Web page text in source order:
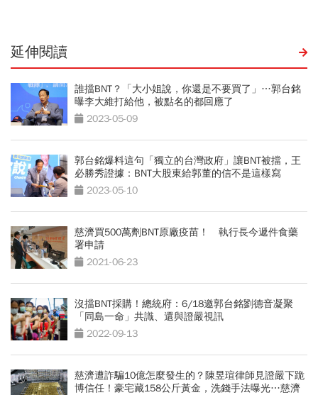
延伸閱讀
誰擋BNT？「大小姐說，你還是不要買了」…郭台銘
曝李大維打給他，被點名的都回應了
2023-05-09
郭台銘爆料這句「獨立的台灣政府」讓BNT被擋，王
必勝秀證據：BNT大股東給郭董的信不是這樣寫
2023-05-10
慈濟買500萬劑BNT原廠疫苗！ 執行長今遞件食藥
署申請
2021-06-23
沒擋BNT採購！總統府：6/18邀郭台銘劉德音凝聚
「同島一命」共識、還與證嚴視訊
2022-09-13
慈濟遭詐騙10億怎麼發生的？陳昱瑄律師見證嚴下跪
博信任！豪宅藏158公斤黃金，洗錢手法曝光…慈濟